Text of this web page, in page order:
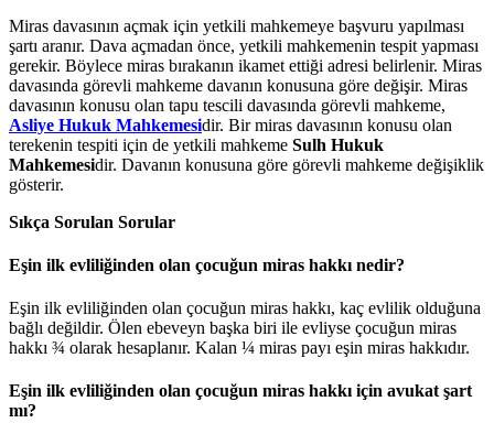
Miras davasının açmak için yetkili mahkemeye başvuru yapılması
şartı aranır. Dava açmadan önce, yetkili mahkemenin tespit yapması
gerekir. Böylece miras bırakanın ikamet ettiği adresi belirlenir. Miras
davasında görevli mahkeme davanın konusuna göre değişir. Miras
davasının konusu olan tapu tescili davasında görevli mahkeme,
Asliye Hukuk Mahkemesidir. Bir miras davasının konusu olan
terekenin tespiti için de yetkili mahkeme Sulh Hukuk
Mahkemesidir. Davanın konusuna göre görevli mahkeme değişiklik
gösterir.
Sıkça Sorulan Sorular
Eşin ilk evliliğinden olan çocuğun miras hakkı nedir?
Eşin ilk evliliğinden olan çocuğun miras hakkı, kaç evlilik olduğuna
bağlı değildir. Ölen ebeveyn başka biri ile evliyse çocuğun miras
hakkı ¾ olarak hesaplanır. Kalan ¼ miras payı eşin miras hakkıdır.
Eşin ilk evliliğinden olan çocuğun miras hakkı için avukat şart
mı?